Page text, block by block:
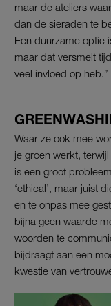
maar de ateliers
dan de sieraden te
Een duurzame optie
maar dat versmelt
veel invloed op heb.”
Waar ze ook mee
je groen werkt,
is een groot
‘ethical’, maar juist
en te onpas mee
bijna geen waarde
woorden te
bijdraagt aan een
kwestie van